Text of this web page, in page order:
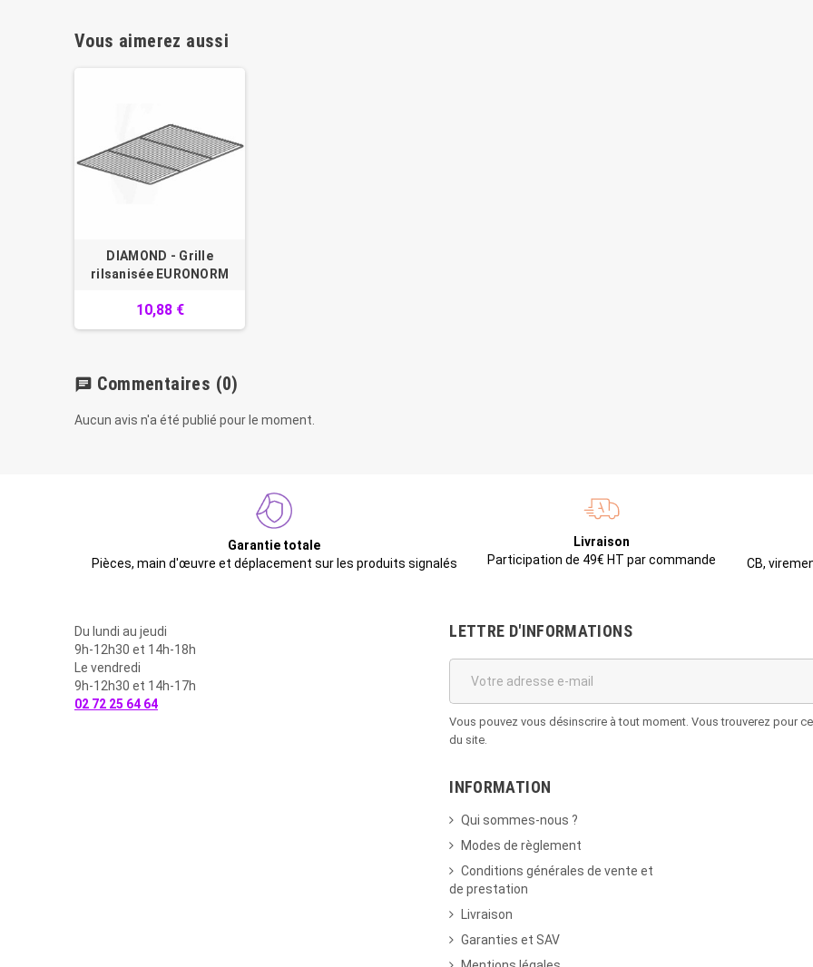
Vous aimerez aussi
DIAMOND - Grille
rilsanisée EURONORM
10,88 €
chat Commentaires (0)
Aucun avis n'a été publié pour le moment.
Garantie totale
Pièces, main d'œuvre et déplacement sur les produits signalés
Livraison
Participation de 49€ HT par commande
CB,
Du lundi au jeudi
9h-12h30 et 14h-18h
Le vendredi
9h-12h30 et 14h-17h
02 72 25 64 64
LETTRE D'INFORMATIONS
Vous pouvez vous désinscrire à tout moment. Vous trouverez pour
du site.
INFORMATION
Qui sommes-nous ?
Modes de règlement
Conditions générales de vente et
de prestation
Livraison
Garanties et SAV